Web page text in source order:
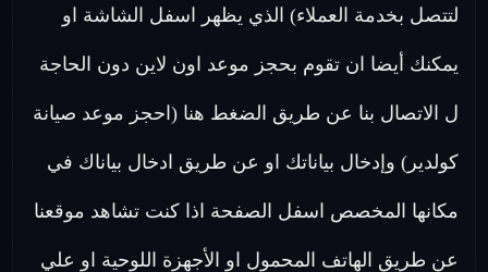
لتتصل بخدمة العملاء) الذي يظهر اسفل الشاشة او
يمكنك أيضا ان تقوم بحجز موعد اون لاين دون الحاجة
ل الاتصال بنا عن طريق الضغط هنا (احجز موعد صيانة
كولدير) وإدخال بياناتك او عن طريق ادخال بياناك في
مكانها المخصص اسفل الصفحة اذا كنت تشاهد موقعنا
عن طريق الهاتف المحمول او الأجهزة اللوحية او علي